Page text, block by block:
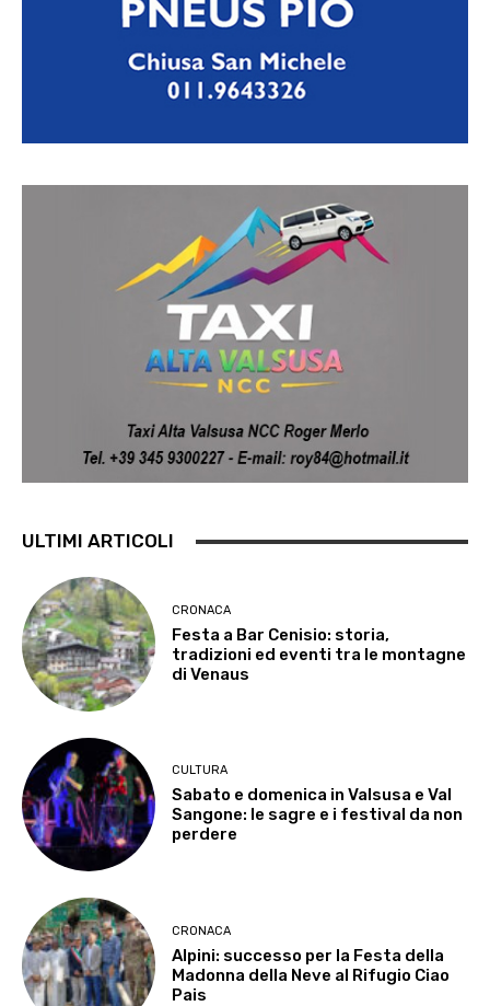
ULTIMI ARTICOLI
CRONACA
Festa a Bar Cenisio: storia,
tradizioni ed eventi tra le montagne
di Venaus
CULTURA
Sabato e domenica in Valsusa e Val
Sangone: le sagre e i festival da non
perdere
CRONACA
Alpini: successo per la Festa della
Madonna della Neve al Rifugio Ciao
Pais